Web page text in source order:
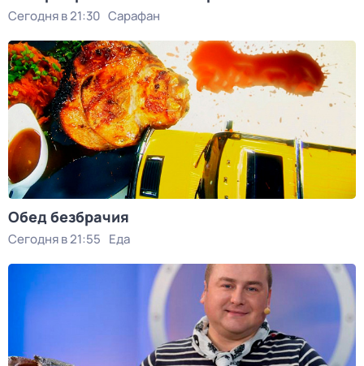
Сегодня в 21:30 Сарафан
Обед безбрачия
Сегодня в 21:55 Еда